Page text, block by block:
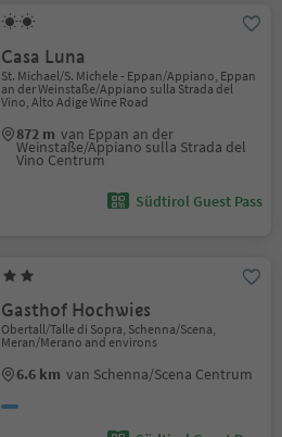
Casa Luna
St. Michael/S. Michele - Eppan/Appiano, Eppan
an der Weinstaße/Appiano sulla Strada del
Vino, Alto Adige Wine Road
872 m van Eppan an der
Weinstaße/Appiano sulla Strada del
Vino Centrum
Südtirol Guest Pass
Gasthof Hochwies
Obertall/Talle di Sopra, Schenna/Scena,
Meran/Merano and environs
6.6 km van Schenna/Scena Centrum